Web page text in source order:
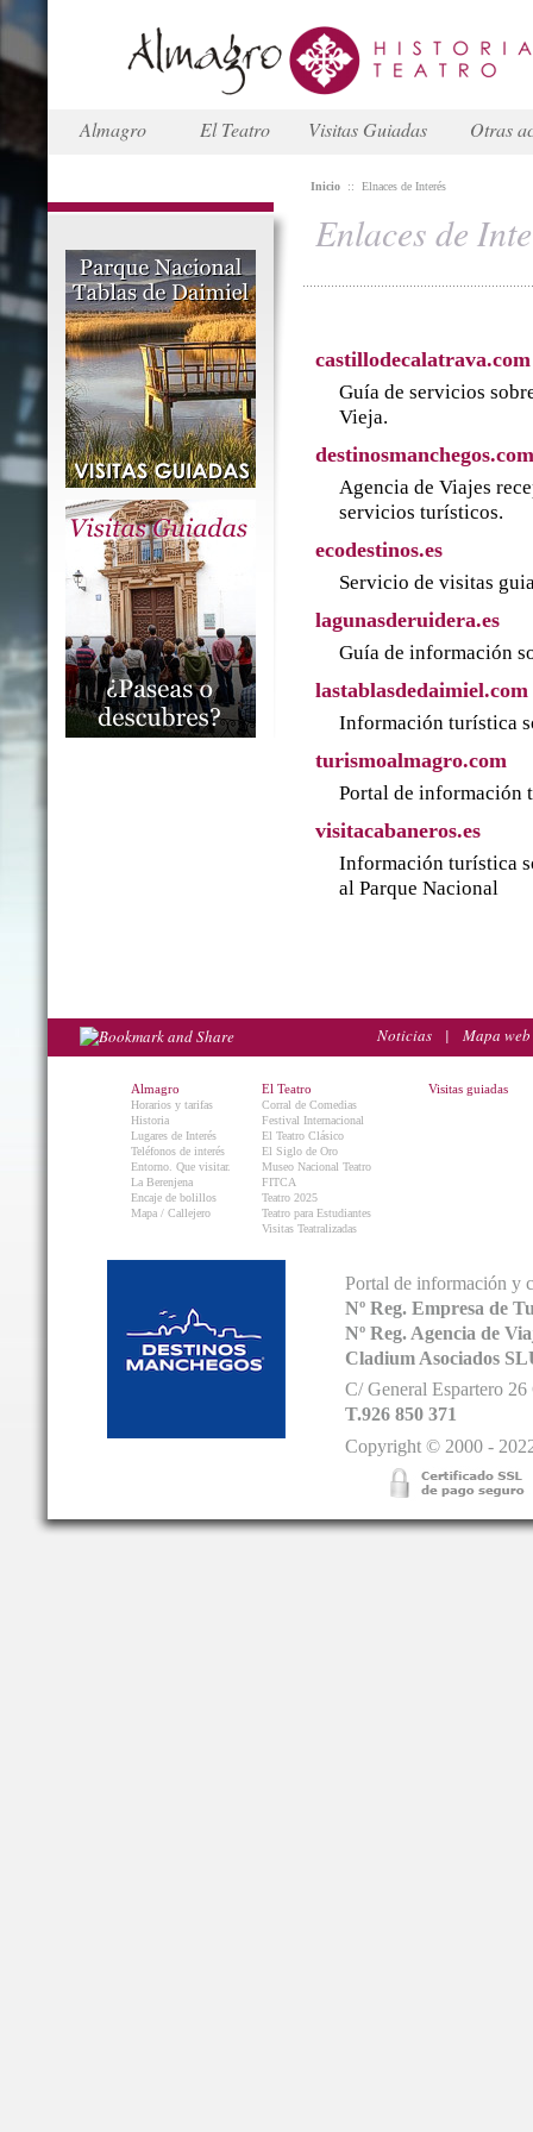
Almagro El Teatro Visitas Guiadas Otras
Inicio :: Elnaces de Interés
Enlaces de
castillodecalatrava.com
Guía de servicios
Vieja.
destinosmanchegos.com
Agencia de Viajes
servicios turísticos.
ecodestinos.es
Servicio de visitas
lagunasderuidera.es
Guía de información
lastablasdedaimiel.com
Información turística
turismoalmagro.com
Portal de información
visitacabaneros.es
Información turística
al Parque Nacional
Noticias | Mapa web
Almagro
Horarios y tarifas
Historia
Lugares de Interés
Teléfonos de interés
Entorno. Que visitar.
La Berenjena
Encaje de bolillos
Mapa / Callejero
El Teatro
Corral de Comedias
Festival Internacional
El Teatro Clásico
El Siglo de Oro
Museo Nacional Teatro
FITCA
Teatro 2025
Teatro para Estudiantes
Visitas Teatralizadas
Visitas guiadas
Portal de información y
Nº Reg. Empresa de
Nº Reg. Agencia de
Cladium Asociados
C/ General Espartero
T.926 850 371
Copyright © 2000 -